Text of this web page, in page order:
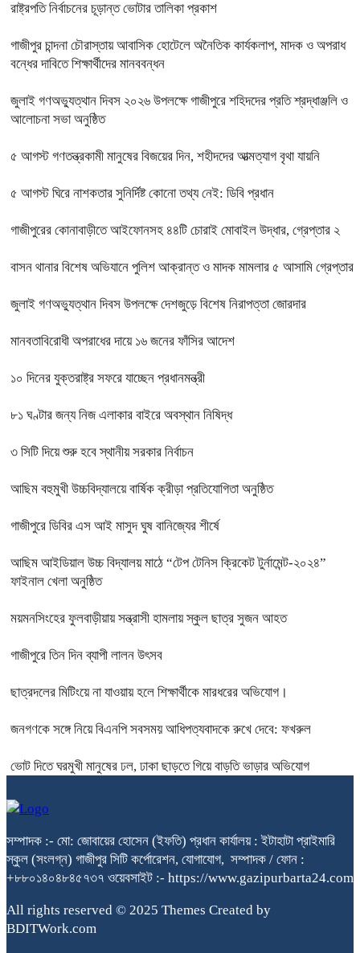
রাষ্ট্রপতি নির্বাচনের চূড়ান্ত ভোটার তালিকা প্রকাশ
গাজীপুর চান্দনা চৌরাস্তায় আবাসিক হোটেলে অনৈতিক কার্যকলাপ, মাদক ও অপরাধ
বন্ধের দাবিতে শিক্ষার্থীদের মানববন্ধন
জুলাই গণঅভ্যুত্থান দিবস ২০২৬ উপলক্ষে গাজীপুরে শহিদদের প্রতি শ্রদ্ধাঞ্জলি ও
আলোচনা সভা অনুষ্ঠিত
৫ আগস্ট গণতন্ত্রকামী মানুষের বিজয়ের দিন, শহীদদের আত্মত্যাগ বৃথা যায়নি
৫ আগস্ট ঘিরে নাশকতার সুনির্দিষ্ট কোনো তথ্য নেই: ডিবি প্রধান
গাজীপুরের কোনাবাড়ীতে আইফোনসহ ৪৪টি চোরাই মোবাইল উদ্ধার, গ্রেপ্তার ২
বাসন থানার বিশেষ অভিযানে পুলিশ আক্রান্ত ও মাদক মামলার ৫ আসামি গ্রেপ্তার
জুলাই গণঅভ্যুত্থান দিবস উপলক্ষে দেশজুড়ে বিশেষ নিরাপত্তা জোরদার
মানবতাবিরোধী অপরাধের দায়ে ১৬ জনের ফাঁসির আদেশ
১০ দিনের যুক্তরাষ্ট্র সফরে যাচ্ছেন প্রধানমন্ত্রী
৮১ ঘণ্টার জন্য নিজ এলাকার বাইরে অবস্থান নিষিদ্ধ
৩ সিটি দিয়ে শুরু হবে স্থানীয় সরকার নির্বাচন
আছিম বহুমুখী উচ্চবিদ্যালয়ে বার্ষিক ক্রীড়া প্রতিযোগিতা অনুষ্ঠিত
গাজীপুরে ডিবির এস আই মাসুদ ঘুষ বানিজ্যের শীর্ষে
আছিম আইডিয়াল উচ্চ বিদ্যালয় মাঠে “টেপ টেনিস ক্রিকেট টুর্নামেন্ট-২০২৪”
ফাইনাল খেলা অনুষ্ঠিত
ময়মনসিংহের ফুলবাড়ীয়ায় সন্ত্রাসী হামলায় স্কুল ছাত্র সুজন আহত
গাজীপুরে তিন দিন ব্যাপী লালন উৎসব
ছাত্রদলের মিটিংয়ে না যাওয়ায় হলে শিক্ষার্থীকে মারধরের অভিযোগ।
জনগণকে সঙ্গে নিয়ে বিএনপি সবসময় আধিপত্যবাদকে রুখে দেবে: ফখরুল
ভোট দিতে ঘরমুখী মানুষের ঢল, ঢাকা ছাড়তে গিয়ে বাড়তি ভাড়ার অভিযোগ
সম্পাদক :- মো: জোবায়ের হোসেন (ইফতি) প্রধান কার্যালয় : ইটাহাটা প্রাইমারি
স্কুল (সংলগ্ন) গাজীপুর সিটি কর্পোরেশন, যোগাযোগ, সম্পাদক / ফোন :
+৮৮০১৪০৪৮৪৫৭৩৭ ওয়েবসাইট :- https://www.gazipurbarta24.com
All rights reserved © 2025 Themes Created by
BDITWork.com